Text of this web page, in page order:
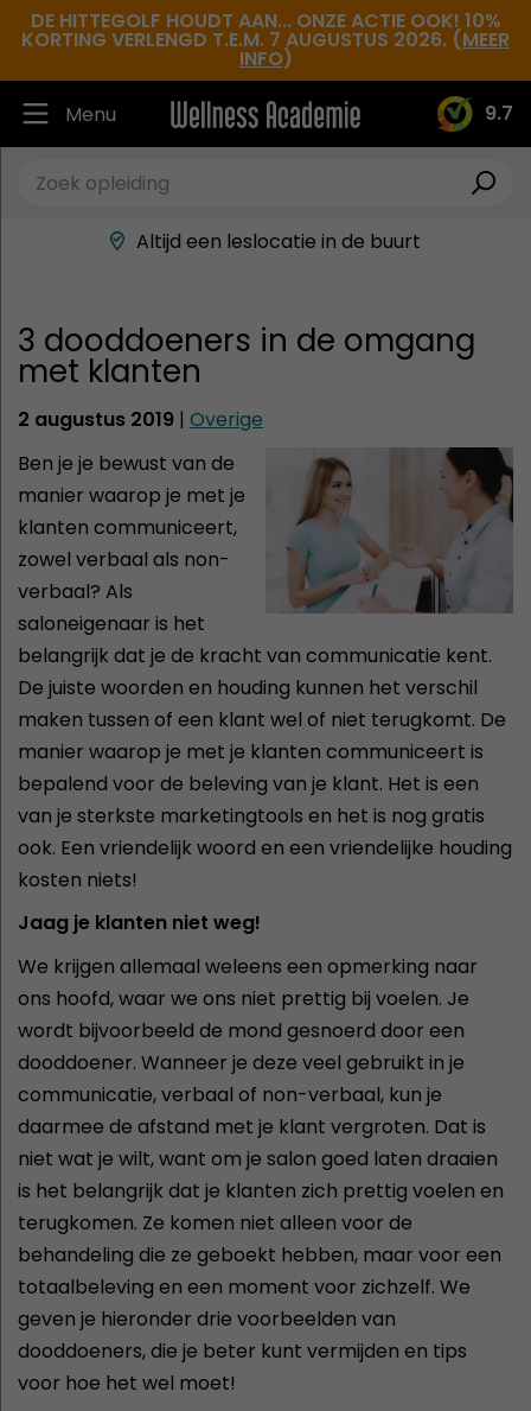
DE HITTEGOLF HOUDT AAN... ONZE ACTIE OOK! 10%
KORTING VERLENGD T.E.M. 7 AUGUSTUS 2026. (MEER
INFO)
9.7
Menu
Ruim 30.000 tevreden studenten
Beste docenten in de branche
Altijd een leslocatie in de buurt
3 dooddoeners in de omgang
met klanten
2 augustus 2019 | Overige
Ben je je bewust van de
manier waarop je met je
klanten communiceert,
zowel verbaal als non-
verbaal? Als
saloneigenaar is het
belangrijk dat je de kracht van communicatie kent.
De juiste woorden en houding kunnen het verschil
maken tussen of een klant wel of niet terugkomt. De
manier waarop je met je klanten communiceert is
bepalend voor de beleving van je klant. Het is een
van je sterkste marketingtools en het is nog gratis
ook. Een vriendelijk woord en een vriendelijke houding
kosten niets!
Jaag je klanten niet weg!
We krijgen allemaal weleens een opmerking naar
ons hoofd, waar we ons niet prettig bij voelen. Je
wordt bijvoorbeeld de mond gesnoerd door een
dooddoener. Wanneer je deze veel gebruikt in je
communicatie, verbaal of non-verbaal, kun je
daarmee de afstand met je klant vergroten. Dat is
niet wat je wilt, want om je salon goed laten draaien
is het belangrijk dat je klanten zich prettig voelen en
terugkomen. Ze komen niet alleen voor de
behandeling die ze geboekt hebben, maar voor een
totaalbeleving en een moment voor zichzelf. We
geven je hieronder drie voorbeelden van
dooddoeners, die je beter kunt vermijden en tips
voor hoe het wel moet!